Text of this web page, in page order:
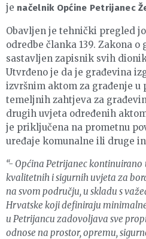
je načelnik Općine Petrijanec
Obavljen je tehnički pregled
odredbe članka 139. Zakona o
sastavljen zapisnik svih
Utvrđeno je da je građevina
izvršnim aktom za građenje u
temeljnih zahtjeva za
drugih uvjeta određenih
je priključena na prometnu
uređaje komunalne ili druge
“- Općina Petrijanec
kvalitetnih i sigurnih uvjeta za
na svom području, u skladu s
Hrvatske koji definiraju
u Petrijancu zadovoljava sve
odnose na prostor, opremu,